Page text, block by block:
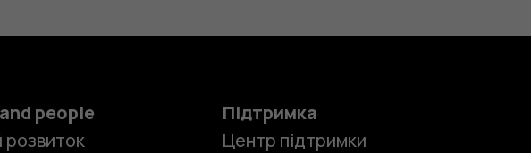
people
Підтримка
Центр підтримки